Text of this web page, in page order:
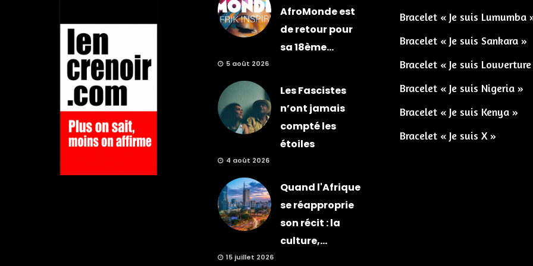
AfroMonde est
de retour pour
sa 18ème...
5 août 2026
Les Fascistes
n’ont jamais
compté les
étoiles
4 août 2026
Quand l'Afrique
se réapproprie
son récit : la
culture,...
15 juillet 2026
Bracelet « Je suis Lumumba
Bracelet « Je suis Sankara »
Bracelet « Je suis
Bracelet « Je suis Nigeria »
Bracelet « Je suis Kenya »
Bracelet « Je suis X »